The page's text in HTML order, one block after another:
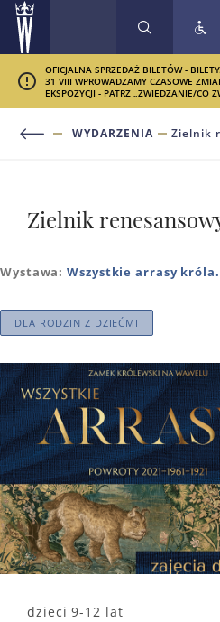
SZUKAJ
OFICJALNA SPRZEDAŻ BILETÓW -
31 VIII WPROWADZAMY CZASOWE
EKSPOZYCJI - PATRZ „ZWIEDZANIE/CO
WYDARZENIA Zielnik
Zielnik
Wystawa:Wszystkie arrasy króla.
DLA RODZIN Z DZIEĆMI
dzieci 9-12 lat